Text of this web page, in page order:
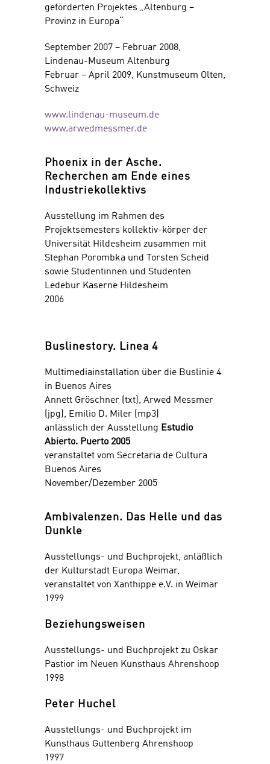
geförderten Projektes „Altenburg –
Provinz in Europa“
September 2007 – Februar 2008,
Lindenau-Museum Altenburg
Februar – April 2009, Kunstmuseum Olten,
Schweiz
www.lindenau-museum.de
www.arwedmessmer.de
Phoenix in der Asche.
Recherchen am Ende eines
Industriekollektivs
Ausstellung im Rahmen des
Projektsemesters kollektiv-körper der
Universität Hildesheim zusammen mit
Stephan Porombka und Torsten Scheid
sowie Studentinnen und Studenten
Ledebur Kaserne Hildesheim
2006
Buslinestory. Linea 4
Multimediainstallation über die Buslinie 4
in Buenos Aires
Annett Gröschner (txt), Arwed Messmer
(jpg), Emilio D. Miler (mp3)
anlässlich der Ausstellung Estudio
Abierto. Puerto 2005
veranstaltet vom Secretaria de Cultura
Buenos Aires
November/Dezember 2005
Ambivalenzen. Das Helle und das
Dunkle
Ausstellungs- und Buchprojekt, anläßlich
der Kulturstadt Europa Weimar,
veranstaltet von Xanthippe e.V. in Weimar
1999
Beziehungsweisen
Ausstellungs- und Buchprojekt zu Oskar
Pastior im Neuen Kunsthaus Ahrenshoop
1998
Peter Huchel
Ausstellungs- und Buchprojekt im
Kunsthaus Guttenberg Ahrenshoop
1997